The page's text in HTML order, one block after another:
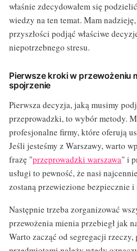
właśnie zdecydowałem się
wiedzy na ten temat. Mam
przyszłości podjąć właściwe
niepotrzebnego stresu.
Pierwsze kroki w przewożeniu
spojrzenie
Pierwsza decyzja, jaką musimy
przeprowadzki, to wybór metody.
profesjonalne firmy, które oferują
Jeśli jesteśmy z Warszawy, warto
frazę "przeprowadzki warszawa" i
usługi to pewność, że nasi
zostaną przewiezione bezpiecznie i
Następnie trzeba zorganizować
przewożenia mienia przebiegł jak
Warto zacząć od segregacji